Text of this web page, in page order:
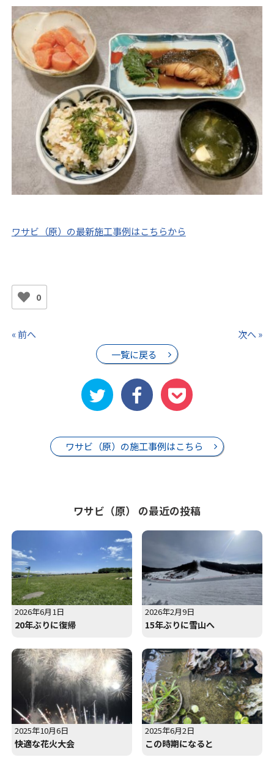
ワサビ（原）の最新施工事例はこちらから
0
« 前へ
一覧に戻る
次へ »
ワサビ（原）の施工事例はこちら
ワサビ（原） の最近の投稿
2026年6月1日
20年ぶりに復帰
2026年2月9日
15年ぶりに雪山へ
2025年10月6日
快適な花火大会
2025年6月2日
この時期になると